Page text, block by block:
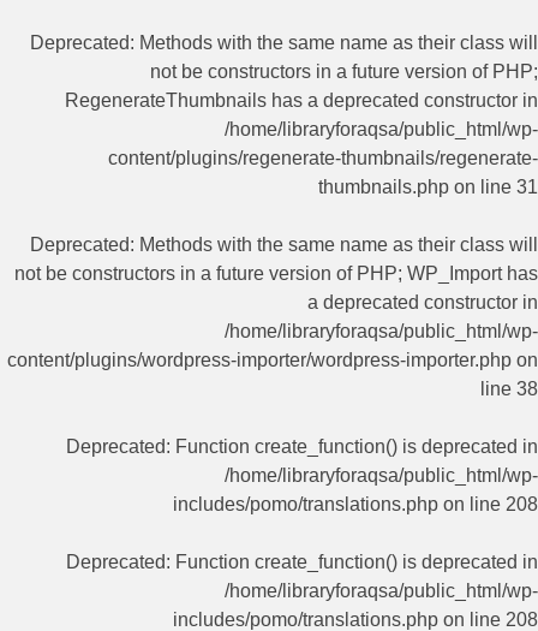
Deprecated: Methods with the same name as their class will
not be constructors in a future version of PHP;
RegenerateThumbnails has a deprecated constructor in
/home/libraryforaqsa/public_html/wp-
content/plugins/regenerate-thumbnails/regenerate-
thumbnails.php on line 31
Deprecated: Methods with the same name as their class will
not be constructors in a future version of PHP; WP_Import has
a deprecated constructor in
/home/libraryforaqsa/public_html/wp-
content/plugins/wordpress-importer/wordpress-importer.php on
line 38
Deprecated: Function create_function() is deprecated in
/home/libraryforaqsa/public_html/wp-
includes/pomo/translations.php on line 208
Deprecated: Function create_function() is deprecated in
/home/libraryforaqsa/public_html/wp-
includes/pomo/translations.php on line 208